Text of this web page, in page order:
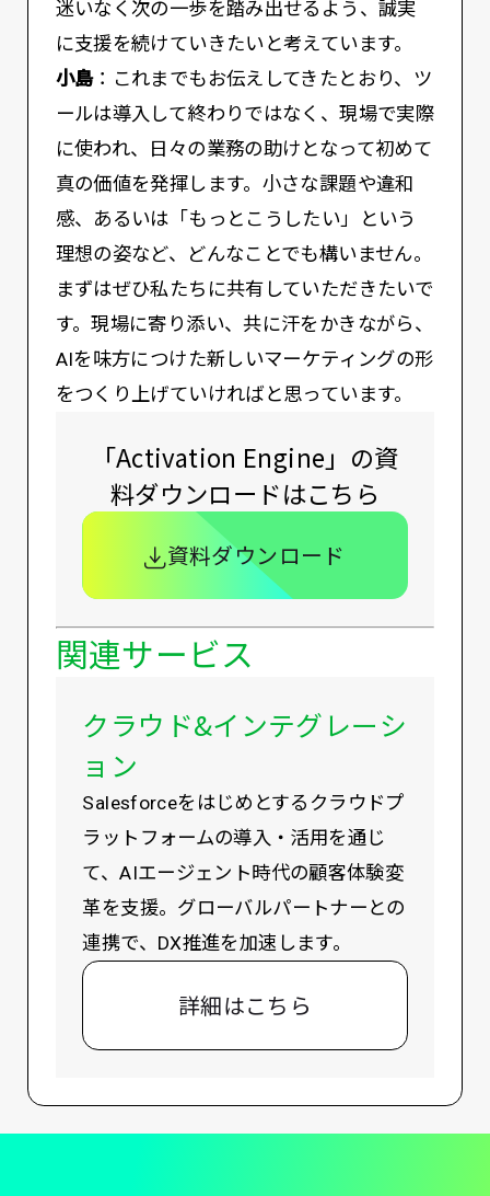
迷いなく次の一歩を踏み出せるよう、誠実
に支援を続けていきたいと考えています。
小島：これまでもお伝えしてきたとおり、ツ
ールは導入して終わりではなく、現場で実際
に使われ、日々の業務の助けとなって初めて
真の価値を発揮します。小さな課題や違和
感、あるいは「もっとこうしたい」という
理想の姿など、どんなことでも構いません。
まずはぜひ私たちに共有していただきたいで
す。現場に寄り添い、共に汗をかきながら、
AIを味方につけた新しいマーケティングの形
をつくり上げていければと思っています。
「Activation Engine」の資
料ダウンロードはこちら
資料ダウンロード
関連サービス
クラウド&インテグレーシ
ョン
Salesforceをはじめとするクラウドプ
ラットフォームの導入・活用を通じ
て、AIエージェント時代の顧客体験変
革を支援。グローバルパートナーとの
連携で、DX推進を加速します。
詳細はこちら